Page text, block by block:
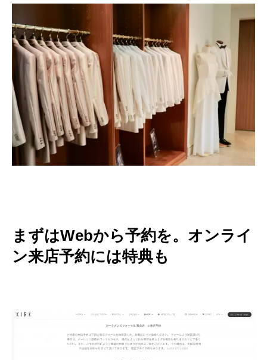
まずはWebから予約を。オンライ
ン来店予約には特典も